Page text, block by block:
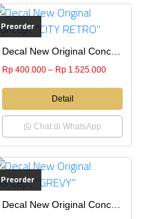
Preorder
Rp 400.000 – Rp 1.525.000
Detail
Chat di WhatsApp
Preorder